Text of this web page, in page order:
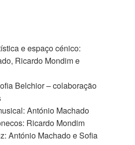
e espaço cénico:
Ricardo Mondim e
Belchior – colaboração
António Machado
Ricardo Mondim
António Machado e Sofia